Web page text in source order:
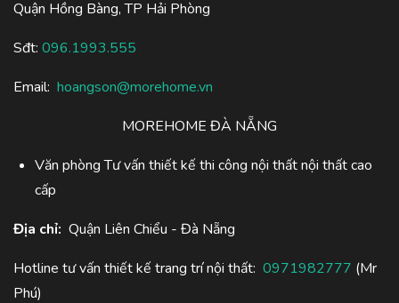
Quận Hồng Bàng, TP Hải Phòng
Sđt: 096.1993.555
Email: hoangson@morehome.vn
MOREHOME ĐÀ NẴNG
Văn phòng Tư vấn thiết kế thi công nội thất nội thất cao
cấp
Địa chỉ: Quận Liên Chiểu - Đà Nẵng
Hotline tư vấn thiết kế trang trí nội thất: 0971982777 (Mr
Phú)